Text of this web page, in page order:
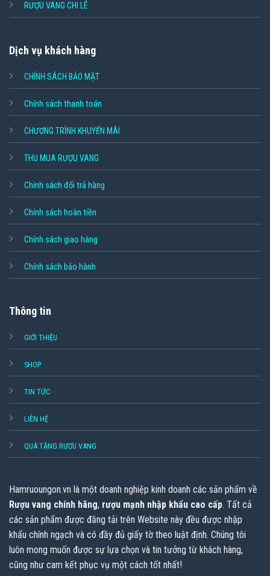
RƯỢU VANG CHI LÊ
Dịch vụ khách hàng
CHÍNH SÁCH BẢO MẬT
Chính sách thanh toán
CHƯƠNG TRÌNH KHUYẾN MÃI
THU MUA RƯỢU VANG
Chính sách đổi trả hàng
Chính sách hoàn tiền
Chính sách giao hàng
Chính sách bảo hành
Thông tin
GIỚI THIỆU
SHOP
TIN TỨC
LIÊN HỆ
QUÀ TẶNG RƯỢU VANG
Hamruoungon.vn là một doanh nghiệp kinh doanh các sản phẩm về
Rượu vang chính hãng, rượu mạnh nhập khẩu cao cấp. Tất cả
các sản phẩm được đăng tải trên Website này đều được nhập
khẩu chính ngạch và có đầy đủ giấy tờ theo luật định. Chúng tôi
luôn mong muốn được sự lựa chọn và tin tưởng từ khách hàng,
cũng như cam kết phục vụ một cách tốt nhất!